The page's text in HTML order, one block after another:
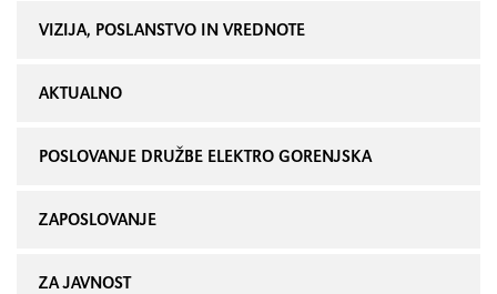
VIZIJA, POSLANSTVO IN VREDNOTE
AKTUALNO
POSLOVANJE DRUŽBE ELEKTRO GORENJSKA
ZAPOSLOVANJE
ZA JAVNOST